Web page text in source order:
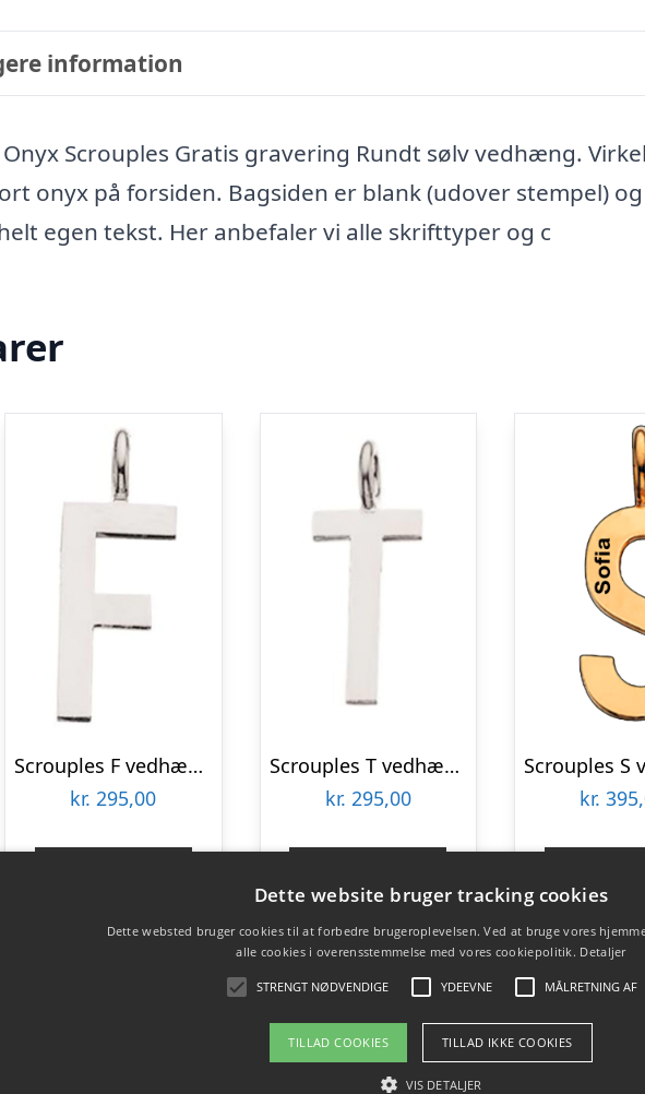
information
Scrouples Gratis gravering Rundt sølv vedhæng.
onyx på forsiden. Bagsiden er blank (udover stempel)
egen tekst. Her anbefaler vi alle skrifttyper og c
Scrouples F vedhæng sølv inkl. kæde
kr. 295,00
Scrouples T vedhæng sølv inkl. kæde
kr. 295,00
Gå til shop
kr.
Gå til
Dette website bruger tracking cookies
Dette websted bruger cookies til at forbedre brugeroplevelsen. Ved at bruge vores
alle cookies i overensstemmelse med vores cookiepolitik. Detaljer
STRENGT NØDVENDIGE YDEEVNE MÅLRETNING AF
TILLAD COOKIES TILLAD IKKE COOKIES
VIS DETALJER